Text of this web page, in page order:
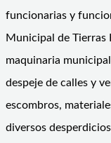
funcionarias y
Municipal de Tierras
maquinaria
despeje de calles y
escombros,
diversos